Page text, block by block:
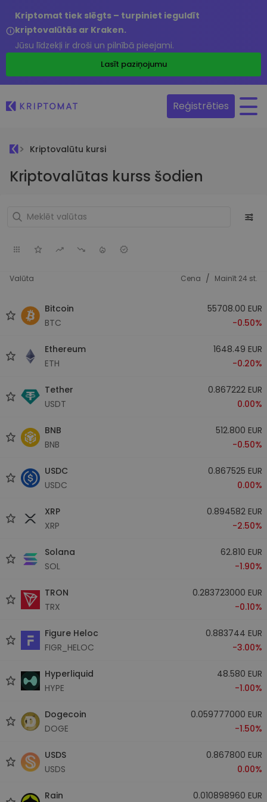
Kriptomat tiek slēgts – turpiniet ieguldīt
kriptovalūtās ar Kraken.
Jūsu līdzekļi ir droši un pilnībā pieejami.
Lasīt paziņojumu
Reģistrēties
Kriptovalūtu kursi
Kriptovalūtas kurss šodien
Valūta Cena / Mainīt 24 st.
Bitcoin
BTC
55708.00 EUR
-0.50%
Ethereum
ETH
1648.49 EUR
-0.20%
Tether
USDT
0.867222 EUR
0.00%
BNB
BNB
512.800 EUR
-0.50%
USDC
USDC
0.867525 EUR
0.00%
XRP
XRP
0.894582 EUR
-2.50%
Solana
SOL
62.810 EUR
-1.90%
TRON
TRX
0.283723000 EUR
-0.10%
Figure Heloc
FIGR_HELOC
0.883744 EUR
-3.00%
Hyperliquid
HYPE
48.580 EUR
-1.00%
Dogecoin
DOGE
0.059777000 EUR
-1.50%
USDS
USDS
0.867800 EUR
0.00%
Rain
0.010898960 EUR